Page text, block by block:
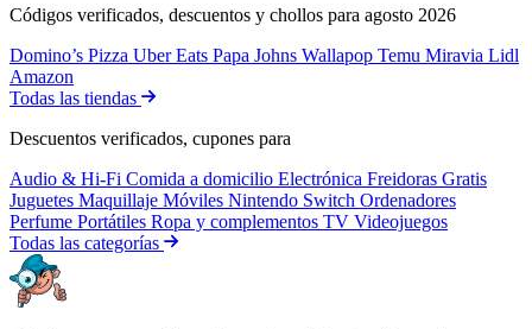
Códigos verificados, descuentos y chollos para agosto 2026
Domino’s Pizza Uber Eats Papa Johns Wallapop Temu Miravia Lidl
Amazon
Todas las tiendas
Descuentos verificados, cupones para
Audio & Hi-Fi Comida a domicilio Electrónica Freidoras Gratis
Juguetes Maquillaje Móviles Nintendo Switch Ordenadores
Perfume Portátiles Ropa y complementos TV Videojuegos
Todas las categorías